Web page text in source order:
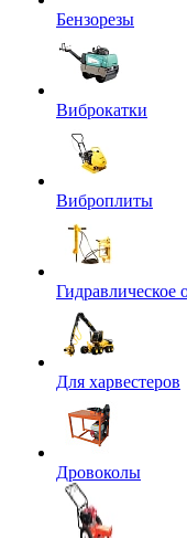
Бензорезы
Виброкатки
Виброплиты
Гидравлическое
Для харвестеров
Дровоколы